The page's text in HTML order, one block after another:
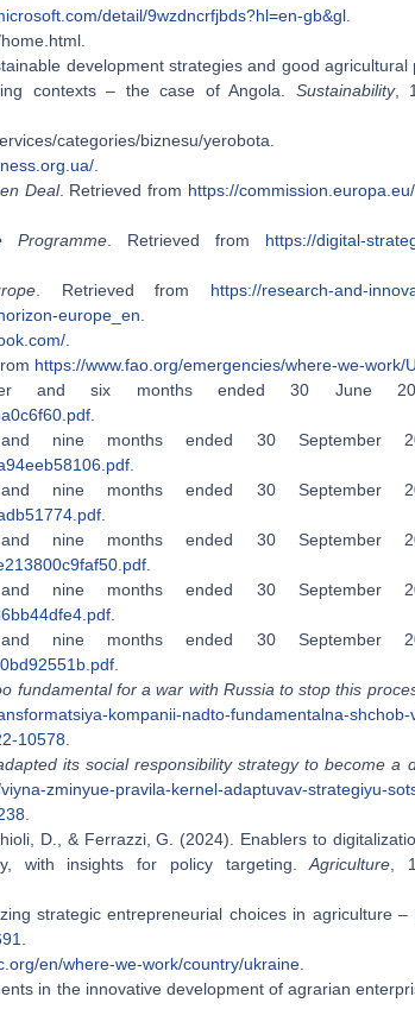
detail/9wzdncrfjbds?hl=en-gb&gl
development strategies and good
contexts – the case of Angola. Sustainability,
categories/biznesu/yerobota.
Deal. Retrieved from https://
Programme . Retrieved from https://digital-
. Retrieved from https://research-and-
europe_en
https://www.fao.org/emergencies/where-we-work/
and six months ended 30 June
nine months ended 30 September
nine months ended 30 September
nine months ended 30 September
nine months ended 30 September
nine months ended 30 September
fundamental for a war with Russia to stop this
kompanii-nadto-fundamentalna-
10578
its social responsibility strategy to become a
zminyue-pravila-kernel-adaptuvav-strategiyu-
D., & Ferrazzi, G. (2024). Enablers to
with insights for policy targeting.Agriculture ,
strategic entrepreneurial choices in agriculture –
en/where-we-work/country/ukraine
in the innovative development of agrarian